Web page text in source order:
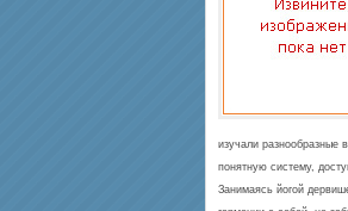
изучали разнообразные
понятную систему,
Занимаясь йогой